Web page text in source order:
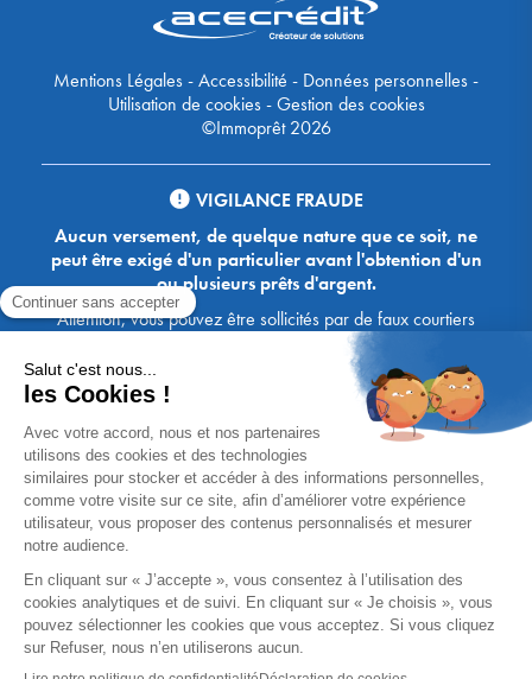
Mentions Légales-Accessibilité - Données personnelles-
Utilisation de cookies-Gestion des cookies
©Immoprêt 2026
VIGILANCE FRAUDE
Aucun versement, de quelque nature que ce soit, ne
peut être exigé d'un particulier avant l'obtention d'un
ou plusieurs prêts d'argent.
Attention, vous pouvez être sollicités par de faux courtiers
Ace Crédit / Immoprêt, qui vous proposent de bénéficier de
crédits, en vous demandant de transmettre des documents,
des fonds, des coordonnées bancaires, etc. Soyez vigilants :
Immoprêt ne demande jamais à ses clients de virer sur ses
comptes des sommes prêtées par les banques, à l'exception
des honoraires des agences. Les courtiers Ace Crédit /
Immoprêt vous écrivent toujours d'une adresse mail
xxxx@acecredit.fr ou xxxx@immopret.fr.
* Taux fixe national hors assurance, pouvant varier selon votre région et
dossier. Exemple représentatif pour un montant emprunté de 200 000 €.
Taux débiteur fixe de 2.85 % et TAEG fixe (hors frais) de 3.21 % (taux
assurance emprunteur de 0,36%) sur 15 ans. 180 mensualités de
1 426,78 € (dont 60,00 € d'assurance). Coût total du crédit (hors frais) :
56 820,53 €. Montant total dû (hors frais) : 256 820,53 €.